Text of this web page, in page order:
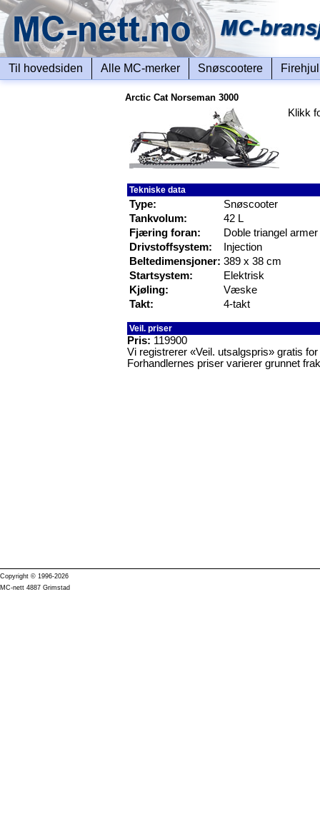
Til hovedsiden Alle MC-merker Snøscootere
Arctic Cat Norseman 3000
Klikk
Tekniske data
Type:
Snøscooter
Tankvolum:
42 L
Fjæring foran:
Doble triangel armer
Drivstoffsystem:
Injection
Beltedimensjoner: 389 x 38 cm
Startsystem:
Elektrisk
Kjøling:
Væske
Takt:
4-takt
Veil. priser
Pris: 119900
Vi registrerer «Veil. utsalgspris» gratis
Forhandlernes priser varierer grunnet
Copyright © 1996-2026
MC-nett 4887 Grimstad